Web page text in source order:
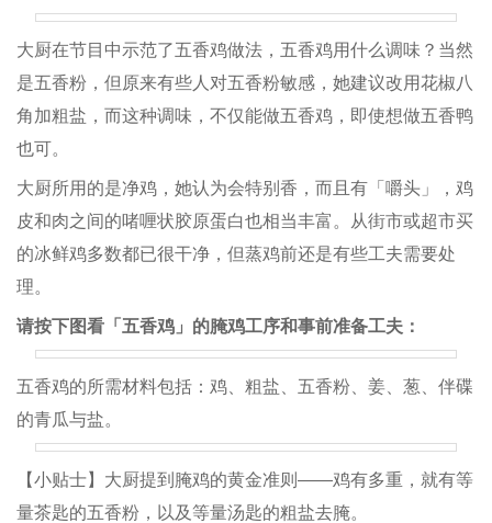
大厨在节目中示范了五香鸡做法，五香鸡用什么调味？当然
是五香粉，但原来有些人对五香粉敏感，她建议改用花椒八
角加粗盐，而这种调味，不仅能做五香鸡，即使想做五香鸭
也可。
大厨所用的是净鸡，她认为会特别香，而且有「嚼头」，鸡
皮和肉之间的啫喱状胶原蛋白也相当丰富。从街市或超市买
的冰鲜鸡多数都已很干净，但蒸鸡前还是有些工夫需要处
理。
请按下图看「五香鸡」的腌鸡工序和事前准备工夫：
五香鸡的所需材料包括：鸡、粗盐、五香粉、姜、葱、伴碟
的青瓜与盐。
【小贴士】大厨提到腌鸡的黄金准则——鸡有多重，就有等
量茶匙的五香粉，以及等量汤匙的粗盐去腌。